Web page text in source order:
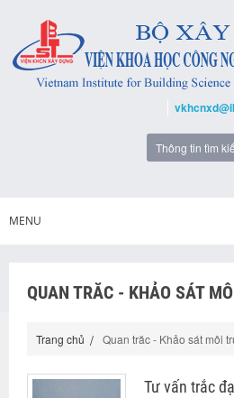
MENU
QUAN TRĂC - KHẢO SÁT
Trang chủ Quan trăc - Khảo sát môi
Tư vấn trắc